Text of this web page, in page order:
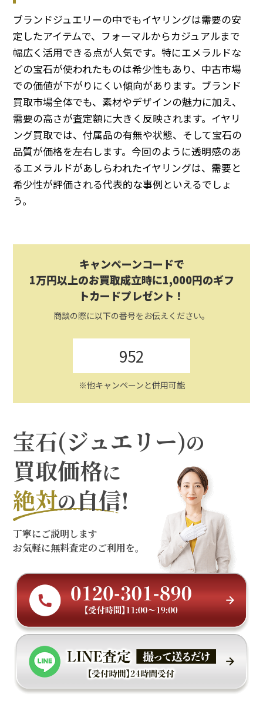
ブランドジュエリーの中でもイヤリングは需要の安
定したアイテムで、フォーマルからカジュアルまで
幅広く活用できる点が人気です。特にエメラルドな
どの宝石が使われたものは希少性もあり、中古市場
での価値が下がりにくい傾向があります。ブランド
買取市場全体でも、素材やデザインの魅力に加え、
需要の高さが査定額に大きく反映されます。イヤリ
ング買取では、付属品の有無や状態、そして宝石の
品質が価格を左右します。今回のように透明感のあ
るエメラルドがあしらわれたイヤリングは、需要と
希少性が評価される代表的な事例といえるでしょ
う。
キャンペーンコードで
1万円以上のお買取成立時に1,000円のギフ
トカードプレゼント！
商談の際に以下の番号をお伝えください。
952
※他キャンペーンと併用可能
宝石(ジュエリー)の
買取価格に
絶対の自信!
丁寧にご説明します
お気軽に無料査定のご利用を。